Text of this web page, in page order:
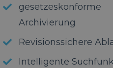
gesetzeskonforme
Archivierung
Revisionssichere
Intelligente